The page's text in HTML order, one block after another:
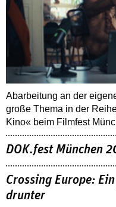
Abarbeitung an der
große Thema in der
Kino« beim Filmfest
DOK.fest München
Crossing Europe:
drunter